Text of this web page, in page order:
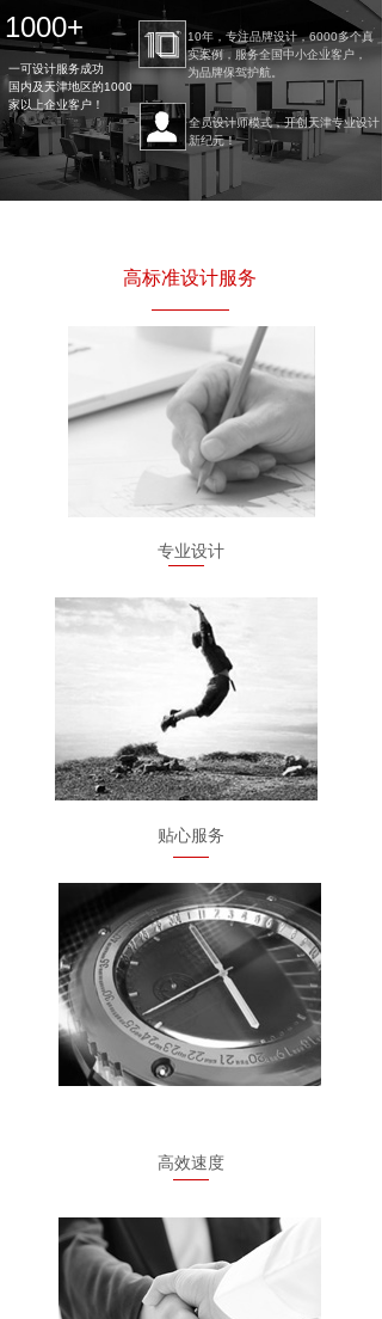
1000+
10年，专注品牌设计，6000多个真
实案例， 服务全国中小企业客户，
为品牌保驾护航。
一可设计服务成功
国内及天津地区的1000
家以上企业客户！
全员设计师模式，开创天津专业设计
新纪元！
高标准设计服务
专业设计
贴心服务
高效速度